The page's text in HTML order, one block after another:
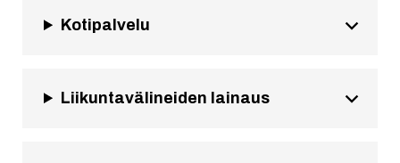
Kotipalvelu
Liikuntavälineiden lainaus